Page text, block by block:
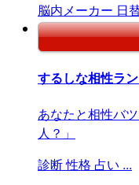
脳内メーカー 日
するしな相性ラ
あなたと相性バ
人？」
診断性格 占い ...